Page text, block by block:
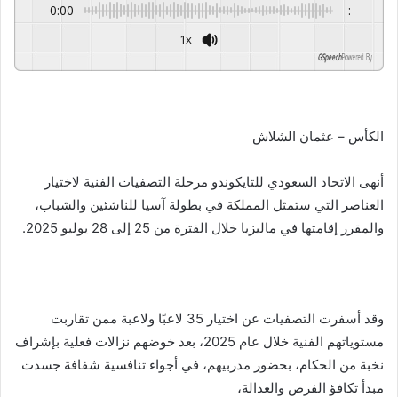
0:00 -:--
1x
Powered By
GSpeech
الكأس – عثمان الشلاش
أنهى الاتحاد السعودي للتايكوندو مرحلة التصفيات الفنية لاختيار
العناصر التي ستمثل المملكة في بطولة آسيا للناشئين والشباب،
والمقرر إقامتها في ماليزيا خلال الفترة من 25 إلى 28 يوليو 2025.
وقد أسفرت التصفيات عن اختيار 35 لاعبًا ولاعبة ممن تقاربت
مستوياتهم الفنية خلال عام 2025، بعد خوضهم نزالات فعلية بإشراف
نخبة من الحكام، بحضور مدربيهم، في أجواء تنافسية شفافة جسدت
مبدأ تكافؤ الفرص والعدالة،